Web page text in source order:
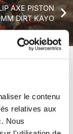
le contenu
relatives aux
Nous
AXE PISTON
DIRT KAYO